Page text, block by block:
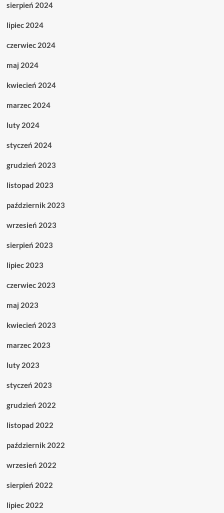
sierpień 2024
lipiec 2024
czerwiec 2024
maj 2024
kwiecień 2024
marzec 2024
luty 2024
styczeń 2024
grudzień 2023
listopad 2023
październik 2023
wrzesień 2023
sierpień 2023
lipiec 2023
czerwiec 2023
maj 2023
kwiecień 2023
marzec 2023
luty 2023
styczeń 2023
grudzień 2022
listopad 2022
październik 2022
wrzesień 2022
sierpień 2022
lipiec 2022